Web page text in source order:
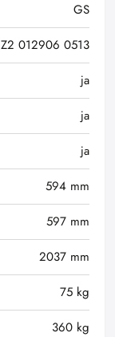
GS
Z2 012906 0513
ja
ja
ja
594 mm
597 mm
2037 mm
75 kg
360 kg